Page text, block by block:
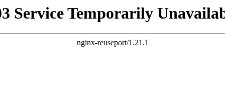
Service Temporarily
nginx-reuseport/1.21.1